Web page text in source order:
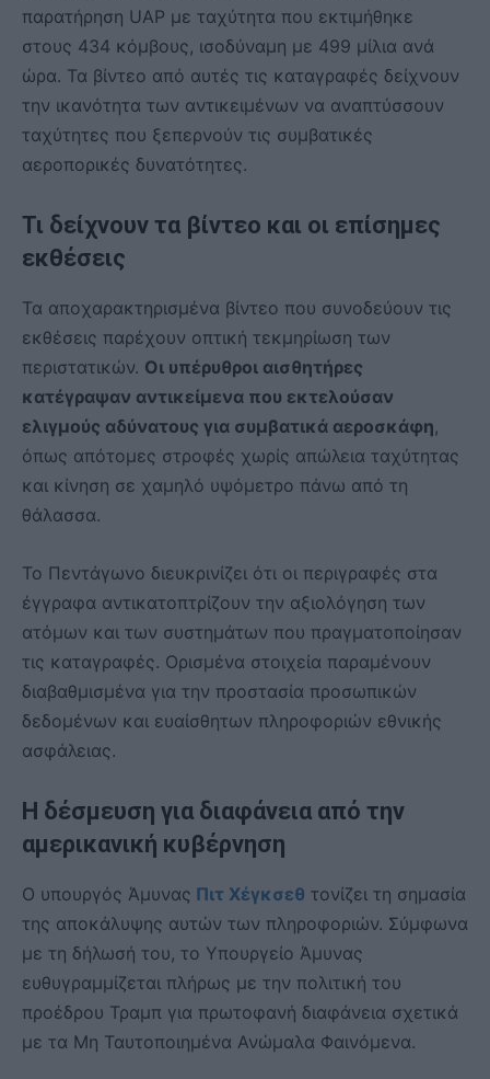
παρατήρηση UAP με ταχύτητα που εκτιμήθηκε
στους 434 κόμβους, ισοδύναμη με 499 μίλια ανά
ώρα. Τα βίντεο από αυτές τις καταγραφές δείχνουν
την ικανότητα των αντικειμένων να αναπτύσσουν
ταχύτητες που ξεπερνούν τις συμβατικές
αεροπορικές δυνατότητες.
Τι δείχνουν τα βίντεο και οι επίσημες
εκθέσεις
Τα αποχαρακτηρισμένα βίντεο που συνοδεύουν τις
εκθέσεις παρέχουν οπτική τεκμηρίωση των
περιστατικών. Οι υπέρυθροι αισθητήρες
κατέγραψαν αντικείμενα που εκτελούσαν
ελιγμούς αδύνατους για συμβατικά αεροσκάφη,
όπως απότομες στροφές χωρίς απώλεια ταχύτητας
και κίνηση σε χαμηλό υψόμετρο πάνω από τη
θάλασσα.
Το Πεντάγωνο διευκρινίζει ότι οι περιγραφές στα
έγγραφα αντικατοπτρίζουν την αξιολόγηση των
ατόμων και των συστημάτων που πραγματοποίησαν
τις καταγραφές. Ορισμένα στοιχεία παραμένουν
διαβαθμισμένα για την προστασία προσωπικών
δεδομένων και ευαίσθητων πληροφοριών εθνικής
ασφάλειας.
Η δέσμευση για διαφάνεια από την
αμερικανική κυβέρνηση
Ο υπουργός Άμυνας Πιτ Χέγκσεθ τονίζει τη σημασία
της αποκάλυψης αυτών των πληροφοριών. Σύμφωνα
με τη δήλωσή του, το Υπουργείο Άμυνας
ευθυγραμμίζεται πλήρως με την πολιτική του
προέδρου Τραμπ για πρωτοφανή διαφάνεια σχετικά
με τα Μη Ταυτοποιημένα Ανώμαλα Φαινόμενα.